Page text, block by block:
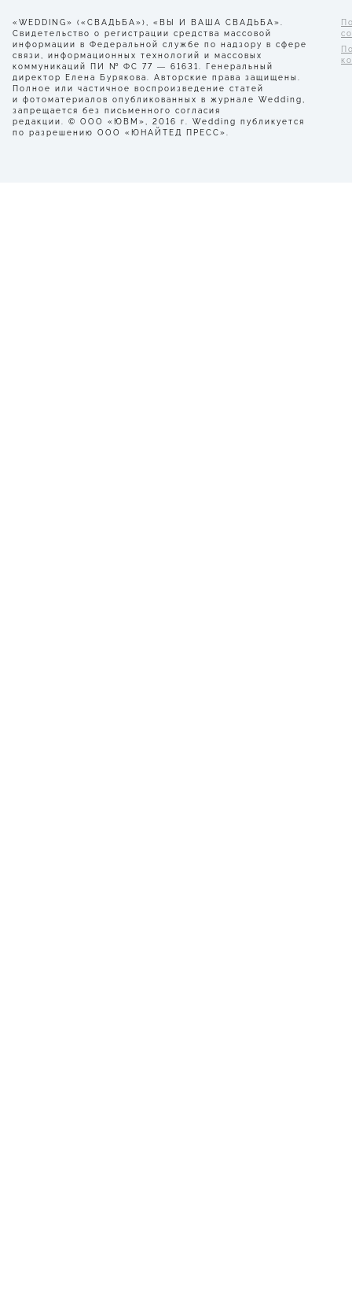
«WEDDING» («СВАДЬБА»), «ВЫ И ВАША СВАДЬБА».
Свидетельство о регистрации средства массовой
информации в Федеральной службе по надзору в сфере
связи, информационных технологий и массовых
коммуникаций ПИ № ФС 77 — 61631. Генеральный
директор Елена Бурякова. Авторские права защищены.
Полное или частичное воспроизведение статей
и фотоматериалов опубликованных в журнале Wedding,
запрещается без письменного согласия
редакции. © ООО «ЮВМ», 2016 г. Wedding публикуется
по разрешению ООО «ЮНАЙТЕД ПРЕСС».